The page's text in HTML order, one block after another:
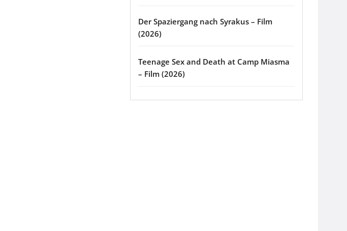
Der Spaziergang nach Syrakus – Film
(2026)
Teenage Sex and Death at Camp Miasma
– Film (2026)